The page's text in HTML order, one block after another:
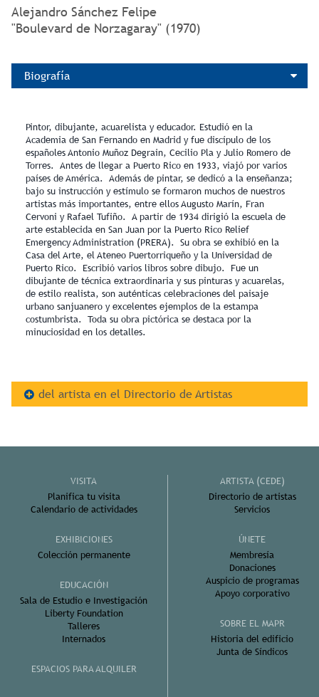
Alejandro Sánchez Felipe
"Boulevard de Norzagaray" (1970)
Biografía
Pintor, dibujante, acuarelista y educador. Estudió en la
Academia de San Fernando en Madrid y fue discípulo de los
españoles Antonio Muñoz Degrain, Cecilio Pla y Julio Romero de
Torres. Antes de llegar a Puerto Rico en 1933, viajó por varios
países de América. Además de pintar, se dedicó a la enseñanza;
bajo su instrucción y estímulo se formaron muchos de nuestros
artistas más importantes, entre ellos Augusto Marín, Fran
Cervoni y Rafael Tufiño. A partir de 1934 dirigió la escuela de
arte establecida en San Juan por la Puerto Rico Relief
Emergency Administration (PRERA). Su obra se exhibió en la
Casa del Arte, el Ateneo Puertorriqueño y la Universidad de
Puerto Rico. Escribió varios libros sobre dibujo. Fue un
dibujante de técnica extraordinaria y sus pinturas y acuarelas,
de estilo realista, son auténticas celebraciones del paisaje
urbano sanjuanero y excelentes ejemplos de la estampa
costumbrista. Toda su obra pictórica se destaca por la
minuciosidad en los detalles.
del artista en el Directorio de Artistas
VISITA
Planifica tu visita
Calendario de actividades
EXHIBICIONES
Colección permanente
EDUCACIÓN
Sala de Estudio e Investigación
Liberty Foundation
Talleres
Internados
ESPACIOS PARA ALQUILER
ARTISTA (CEDE)
Directorio de artistas
Servicios
ÚNETE
Membresía
Donaciones
Auspicio de programas
Apoyo corporativo
SOBRE EL MAPR
Historia del edificio
Junta de Síndicos